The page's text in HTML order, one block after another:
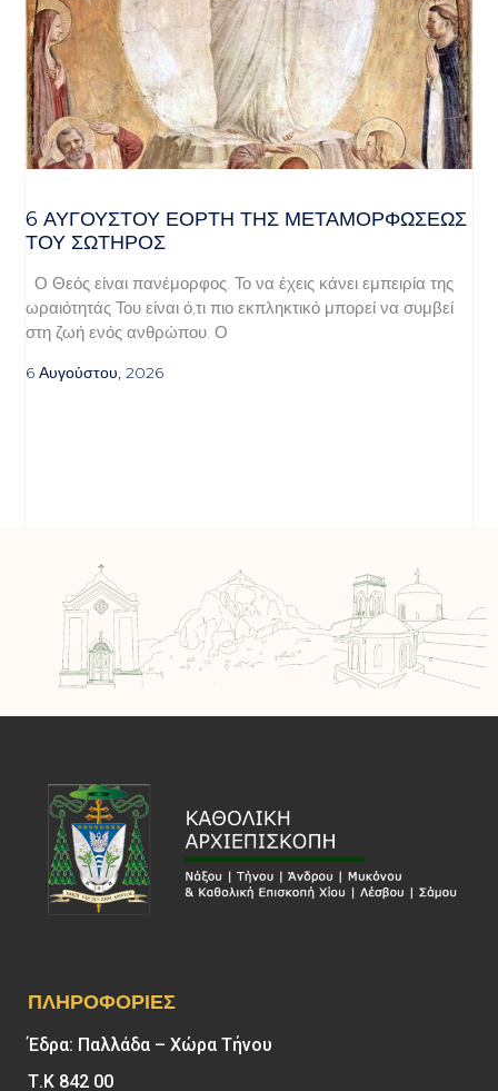
6 ΑΥΓΟΥΣΤΟΥ ΕΟΡΤΗ ΤΗΣ ΜΕΤΑΜΟΡΦΩΣΕΩΣ
ΤΟΥ ΣΩΤΗΡΟΣ
Ο Θεός είναι πανέμορφος. Το να έχεις κάνει εμπειρία της
ωραιότητάς Του είναι ό,τι πιο εκπληκτικό μπορεί να συμβεί
στη ζωή ενός ανθρώπου. Ο
6 Αυγούστου, 2026
ΠΛΗΡΟΦΟΡΊΕΣ
Έδρα: Παλλάδα – Χώρα Τήνου
Τ.Κ 842 00